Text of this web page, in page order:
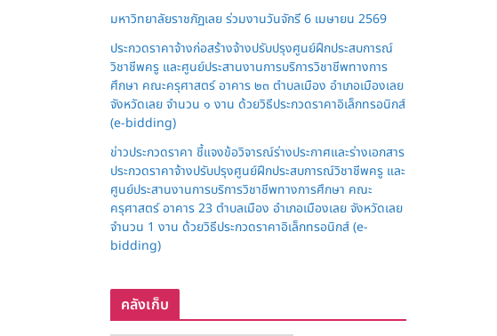
มหาวิทยาลัยราชภัฏเลย ร่วมงานวันจักรี 6 เมษายน 2569
ประกวดราคาจ้างก่อสร้างจ้างปรับปรุงศูนย์ฝึกประสบการณ์
วิชาชีพครู และศูนย์ประสานงานการบริการวิชาชีพทางการ
ศึกษา คณะครุศาสตร์ อาคาร ๒๓ ตำบลเมือง อำเภอเมืองเลย
จังหวัดเลย จำนวน ๑ งาน ด้วยวิธีประกวดราคาอิเล็กทรอนิกส์
(e-bidding)
ข่าวประกวดราคา ชี้แจงข้อวิจารณ์ร่างประกาศและร่างเอกสาร
ประกวดราคาจ้างปรับปรุงศูนย์ฝึกประสบการณ์วิชาชีพครู และ
ศูนย์ประสานงานการบริการวิชาชีพทางการศึกษา คณะ
ครุศาสตร์ อาคาร 23 ตำบลเมือง อำเภอเมืองเลย จังหวัดเลย
จำนวน 1 งาน ด้วยวิธีประกวดราคาอิเล็กทรอนิกส์ (e-
bidding)
คลังเก็บ